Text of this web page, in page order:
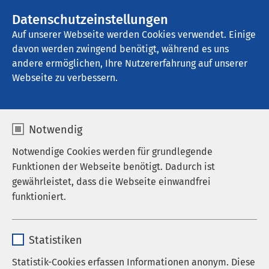
Datenschutzeinstellungen
Auf unserer Webseite werden Cookies verwendet. Einige
davon werden zwingend benötigt, während es uns
andere ermöglichen, Ihre Nutzererfahrung auf unserer
Webseite zu verbessern.
Notwendig
Notwendige Cookies werden für grundlegende
Funktionen der Webseite benötigt. Dadurch ist
gewährleistet, dass die Webseite einwandfrei
funktioniert.
Anbieter sgalinski
Statistiken
Statistik-Cookies erfassen Informationen anonym. Diese
AMEOS Seeklinikum Brunnen